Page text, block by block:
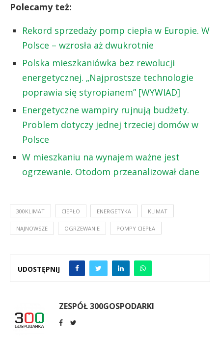
Polecamy też:
Rekord sprzedaży pomp ciepła w Europie. W
Polsce – wzrosła aż dwukrotnie
Polska mieszkaniówka bez rewolucji
energetycznej. „Najprostsze technologie
poprawia się styropianem” [WYWIAD]
Energetyczne wampiry rujnują budżety.
Problem dotyczy jednej trzeciej domów w
Polsce
W mieszkaniu na wynajem ważne jest
ogrzewanie. Otodom przeanalizował dane
300KLIMAT CIEPŁO ENERGETYKA KLIMAT
NAJNOWSZE OGRZEWANIE POMPY CIEPŁA
UDOSTĘPNIJ
ZESPÓŁ 300GOSPODARKI